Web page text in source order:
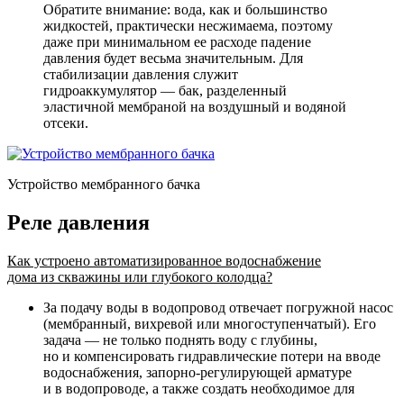
Обратите внимание: вода, как и большинство
жидкостей, практически несжимаема, поэтому
даже при минимальном ее расходе падение
давления будет весьма значительным. Для
стабилизации давления служит
гидроаккумулятор — бак, разделенный
эластичной мембраной на воздушный и водяной
отсеки.
Устройство мембранного бачка
Реле давления
Как устроено автоматизированное водоснабжение
дома из скважины или глубокого колодца?
За подачу воды в водопровод отвечает погружной насос
(мембранный, вихревой или многоступенчатый). Его
задача — не только поднять воду с глубины,
но и компенсировать гидравлические потери на вводе
водоснабжения, запорно-регулирующей арматуре
и в водопроводе, а также создать необходимое для